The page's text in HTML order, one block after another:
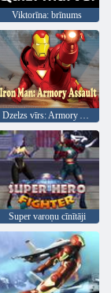
Viktorīna: brīnums
Dzelzs vīrs: Armory Assault
Super varoņu cīnītāji